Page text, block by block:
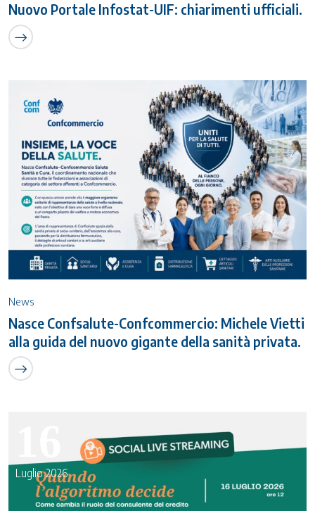
Nuovo Portale Infostat-UIF: chiarimenti ufficiali.
News
Nasce Confsalute-Confcommercio: Michele Vietti
alla guida del nuovo gigante della sanità privata.
Luglio 2026